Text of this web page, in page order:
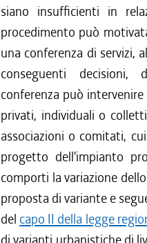
siano insufficienti in
procedimento può
una conferenza di servizi,
conseguenti decisioni,
conferenza può
privati, individuali o
associazioni o comitati,
progetto dell'impianto
comporti la variazione
proposta di variante e
del capo II della legge